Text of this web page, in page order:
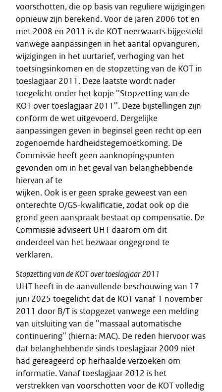
voorschotten, die op basis van reguliere wijzigingen
opnieuw zijn berekend. Voor de jaren 2006 tot en
met 2008 en 2011 is de KOT neerwaarts bijgesteld
vanwege aanpassingen in het aantal opvanguren,
wijzigingen in het uurtarief, verhoging van het
toetsingsinkomen en de stopzetting van de KOT in
toeslagjaar 2011. Deze laatste wordt nader
toegelicht onder het kopje ''Stopzetting van de
KOT over toeslagjaar 2011''. Deze bijstellingen zijn
conform de wet uitgevoerd. Dergelijke
aanpassingen geven in beginsel geen recht op een
zogenoemde hardheidstegemoetkoming. De
Commissie heeft geen aanknopingspunten
gevonden om in het geval van belanghebbende
hiervan af te
wijken. Ook is er geen sprake geweest van een
onterechte O/GS-kwalificatie, zodat ook op die
grond geen aanspraak bestaat op compensatie. De
Commissie adviseert UHT daarom om dit
onderdeel van het bezwaar ongegrond te
verklaren.
Stopzetting van de KOT over toeslagjaar 2011
UHT heeft in de aanvullende beschouwing van 17
juni 2025 toegelicht dat de KOT vanaf 1 november
2011 door B/T is stopgezet vanwege een melding
van uitsluiting van de ''massaal automatische
continuering'' (hierna: MAC). De reden hiervoor was
dat belanghebbende sinds toeslagjaar 2009 niet
had gereageerd op herhaalde verzoeken om
informatie. Vanaf toeslagjaar 2012 is het
verstrekken van voorschotten voor de KOT volledig